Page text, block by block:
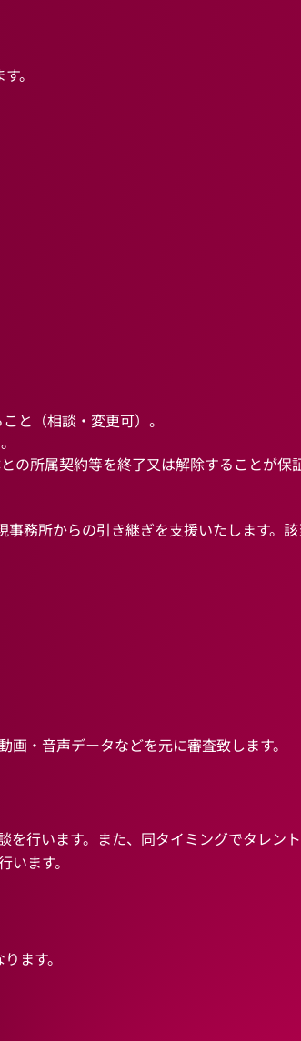
。
と（相談・変更可）。
の所属契約等を終了又は解除することが保
務所からの引き継ぎを支援いたします。
画・音声データなどを元に審査致します。
を行います。また、同タイミングでタレン
います。
ます。